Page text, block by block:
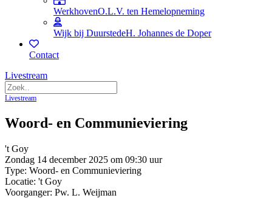
WerkhovenO.L.V. ten Hemelopneming
Wijk bij DuurstedeH. Johannes de Doper
Contact
Livestream
Livestream
Woord- en Communieviering
't Goy
Zondag 14 december 2025 om 09:30 uur
Type: Woord- en Communieviering
Locatie: 't Goy
Voorganger: Pw. L. Weijman